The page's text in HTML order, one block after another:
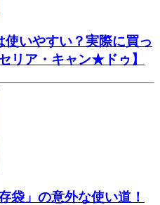
いやすい？実際に買っ
リア・キャン★ドゥ】
袋」の意外な使い道！